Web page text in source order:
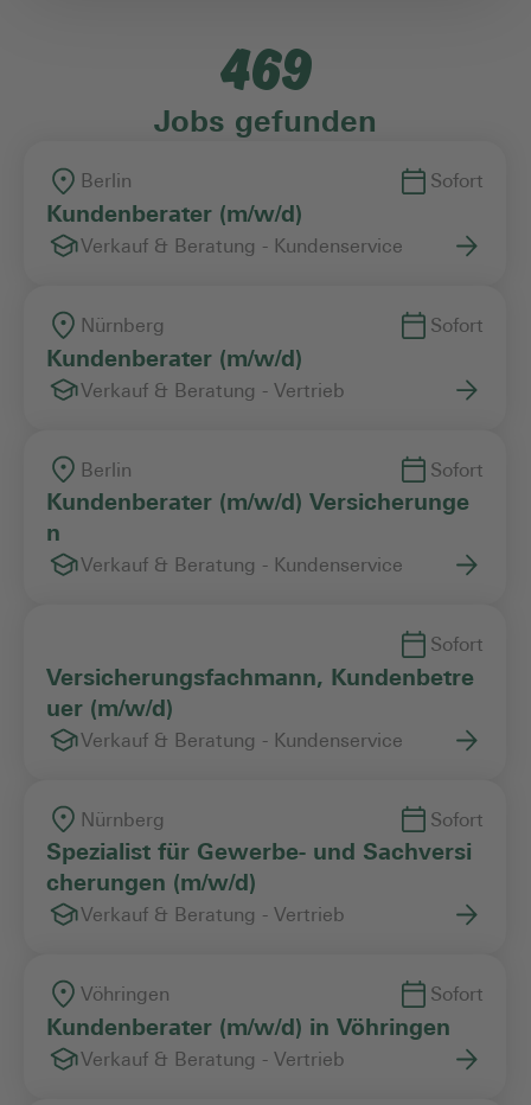
Vertragsart
469
Jobs gefunden
Berlin Sofort
Kundenberater (m/w/d)
Verkauf & Beratung - Kundenservice
Nürnberg Sofort
Kundenberater (m/w/d)
Verkauf & Beratung - Vertrieb
Berlin Sofort
Kundenberater (m/w/d) Versicherunge
n
Verkauf & Beratung - Kundenservice
Sofort
Versicherungsfachmann, Kundenbetre
uer (m/w/d)
Verkauf & Beratung - Kundenservice
Nürnberg Sofort
Spezialist für Gewerbe- und Sachversi
cherungen (m/w/d)
Verkauf & Beratung - Vertrieb
Vöhringen Sofort
Kundenberater (m/w/d) in Vöhringen
Verkauf & Beratung - Vertrieb